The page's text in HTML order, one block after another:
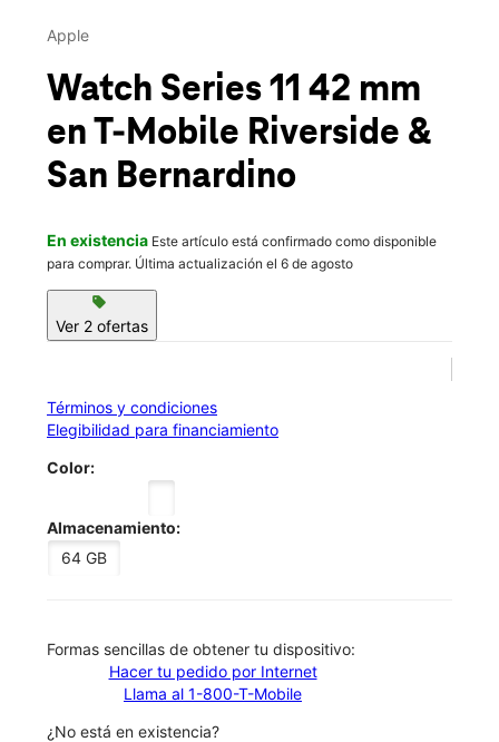
Mié.:
1420 S Riverside Ave Unit 8G Rialto, CA 92376
Apple
Watch Series 11 42 mm
en T-Mobile Riverside &
San Bernardino
En existencia Este artículo está confirmado como disponible
para comprar. Última actualización el 6 de agosto
sell
Ver 2 ofertas
Términos y condiciones
Elegibilidad para financiamiento
Color:
Almacenamiento:
64 GB
​​​​​​​Formas sencillas de obtener tu dispositivo:
Hacer tu pedido por Internet
Llama al 1-800-T-Mobile
¿No está en existencia?